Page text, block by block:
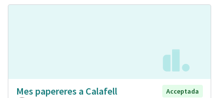
Mes papereres a Calafell
Acceptada